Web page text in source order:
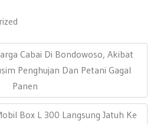
e
Cabai Di Bondowoso, Akibat
Penghujan Dan Petani Gagal
Panen
Box L 300 Langsung Jatuh Ke